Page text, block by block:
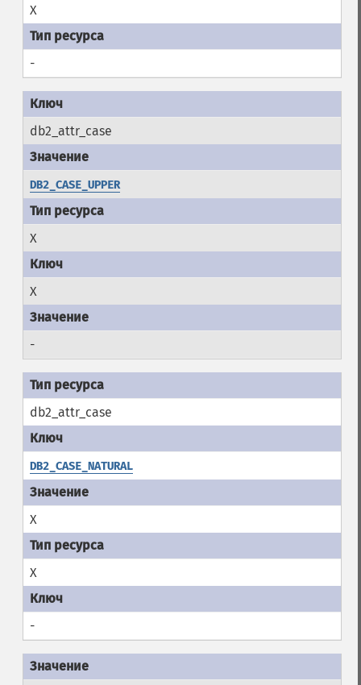
X
-
db2_attr_case
DB2_CASE_UPPER
X
X
-
db2_attr_case
DB2_CASE_NATURAL
X
X
-